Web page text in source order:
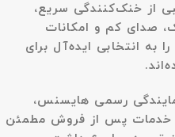
ترکیبی از خنک‌کنندگی سریع،
صدای کم و امکانات
انتخابی ایده‌آل برای
رسمی هایسنس،
خدمات پس از فروش مطمئن